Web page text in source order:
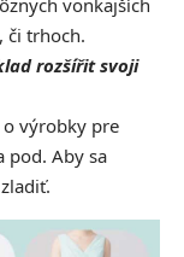
vonkajších
či trhoch.
rozšířit svoji
výrobky pre
pod. Aby sa